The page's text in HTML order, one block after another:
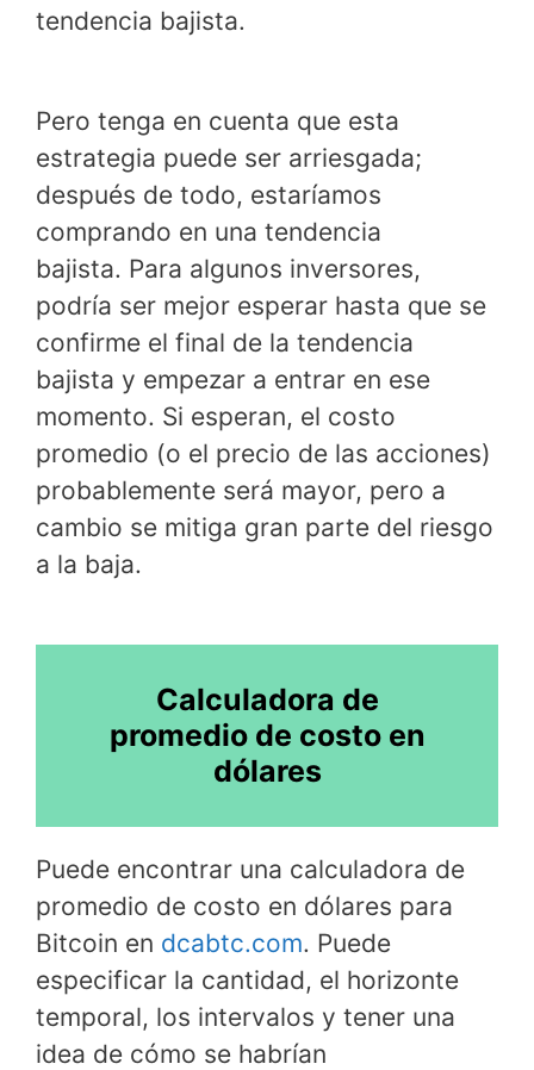
tendencia bajista.
Pero tenga en cuenta que esta
estrategia puede ser arriesgada;
después de todo, estaríamos
comprando en una tendencia
bajista. Para algunos inversores,
podría ser mejor esperar hasta que se
confirme el final de la tendencia
bajista y empezar a entrar en ese
momento. Si esperan, el costo
promedio (o el precio de las acciones)
probablemente será mayor, pero a
cambio se mitiga gran parte del riesgo
a la baja.
Calculadora de
promedio de costo en
dólares
Puede encontrar una calculadora de
promedio de costo en dólares para
Bitcoin en dcabtc.com. Puede
especificar la cantidad, el horizonte
temporal, los intervalos y tener una
idea de cómo se habrían